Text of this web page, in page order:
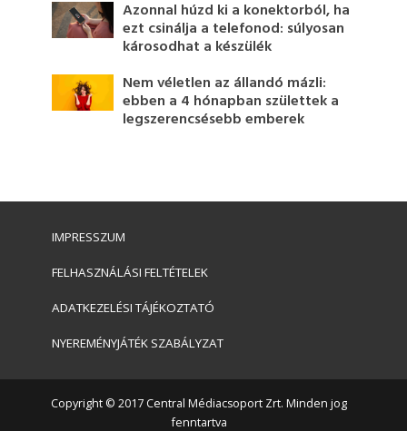
Azonnal húzd ki a konektorból, ha
ezt csinálja a telefonod: súlyosan
károsodhat a készülék
Nem véletlen az állandó mázli:
ebben a 4 hónapban születtek a
legszerencsésebb emberek
IMPRESSZUM
FELHASZNÁLÁSI FELTÉTELEK
ADATKEZELÉSI TÁJÉKOZTATÓ
NYEREMÉNYJÁTÉK SZABÁLYZAT
Copyright © 2017 Central Médiacsoport Zrt. Minden jog
fenntartva